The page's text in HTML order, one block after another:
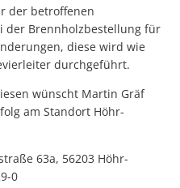
der betroffenen
der Brennholzbestellung für
diese wird wie
durchgeführt.
wünscht Martin Gräf
am Standort Höhr-
63a, 56203 Höhr-
0